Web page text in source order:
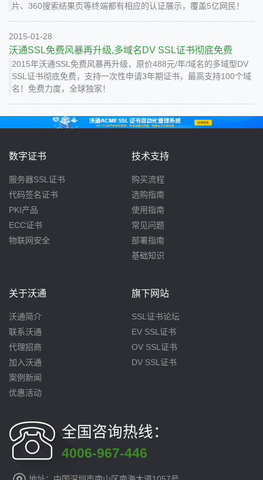
片、360搜索结果页等终端都有相应的认证展示，覆盖5亿网民！
2015-01-28
沃通SSL免费风暴再升级,多域名DV SSL证书彻底免费
2015年沃通SSL免费风暴再升级，原价488元/年/域名的多域型DV
SSL证书彻底免费，支持一次性申请3年期证书，最高支持100个域
名！免费力度，全球独家！
数字证书
服务器SSL证书
代码签名证书
PKI产品
ECC证书
物联网安全
技术支持
购买流程
选购指南
使用指南
常见问题
部署指南
基础知识
关于沃通
沃通简介
联系沃通
代理招商
加入沃通
案例新闻
优惠活动
旗下网站
SSL证书论坛
EV SSL证书
OV SSL证书
DV SSL证书
全国咨询热线：
4006-967-446